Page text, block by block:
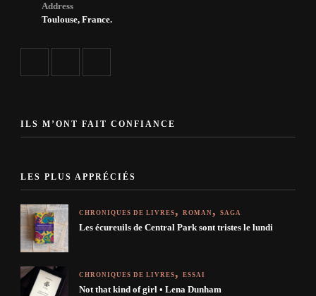
Address
Toulouse, France.
ILS M’ONT FAIT CONFIANCE
LES PLUS APPRÉCIÉS
CHRONIQUES DE LIVRES ROMAN SAGA
Les écureuils de Central Park sont tristes le lundi
CHRONIQUES DE LIVRES ESSAI
Not that kind of girl • Lena Dunham